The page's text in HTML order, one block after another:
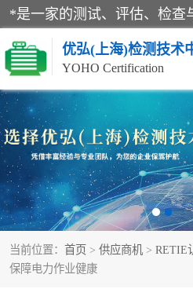
优弘(上海)检测技术
YOHO Certification
当前位置： 首页 > 供应商机 > RETIE
保障电力作业健康
RECYCLASS认证
NR12认证
ART认证
巴西认证